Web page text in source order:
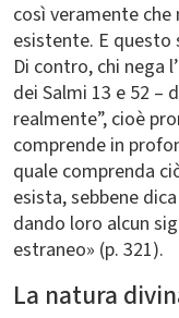
così veramente che
esistente. E questo
Di contro, chi nega
dei Salmi 13 e 52 –
realmente”, cioè
comprende in
quale comprenda
esista, sebbene
dando loro alcun
estraneo» (p. 321).
La natura